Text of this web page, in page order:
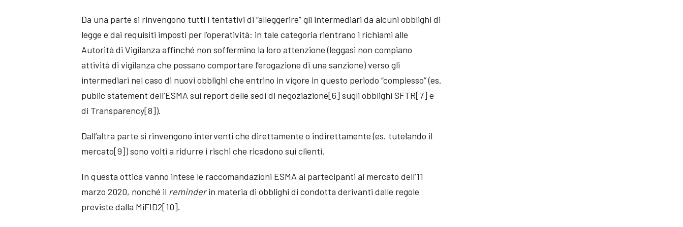
Da una parte si rinvengono tutti i tentativi di “alleggerire” gli intermediari da alcuni obblighi di
legge e dai requisiti imposti per l’operatività: in tale categoria rientrano i richiami alle
Autorità di Vigilanza affinché non soffermino la loro attenzione (leggasi non compiano
attività di vigilanza che possano comportare l’erogazione di una sanzione) verso gli
intermediari nel caso di nuovi obblighi che entrino in vigore in questo periodo “complesso” (es.
public statement dell’ESMA sui report delle sedi di negoziazione[6] sugli obblighi SFTR[7] e
di Transparency[8]).
Dall’altra parte si rinvengono interventi che direttamente o indirettamente (es. tutelando il
mercato[9]) sono volti a ridurre i rischi che ricadono sui clienti.
In questa ottica vanno intese le raccomandazioni ESMA ai partecipanti al mercato dell’11
marzo 2020, nonché il reminderin materia di obblighi di condotta derivanti dalle regole
previste dalla MiFID2[10].